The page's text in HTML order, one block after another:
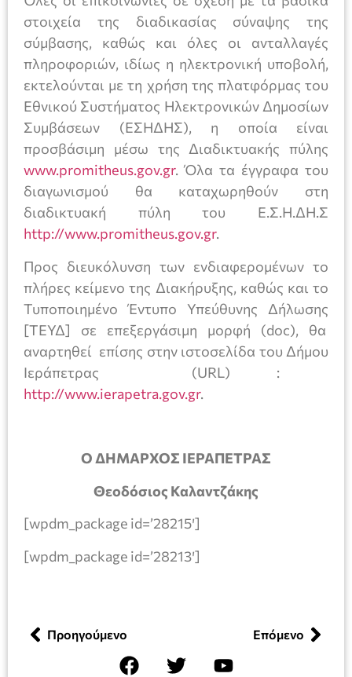
στοιχεία της διαδικασίας σύναψης της
σύμβασης, καθώς και όλες οι ανταλλαγές
πληροφοριών, ιδίως η ηλεκτρονική υποβολή,
εκτελούνται με τη χρήση της πλατφόρμας του
Εθνικού Συστήματος Ηλεκτρονικών Δημοσίων
Συμβάσεων (ΕΣΗΔΗΣ), η οποία είναι
προσβάσιμη μέσω της Διαδικτυακής πύλης
www.promitheus.gov.gr. Όλα τα έγγραφα του
διαγωνισμού θα καταχωρηθούν στη
διαδικτυακή πύλη του Ε.Σ.Η.ΔΗ.Σ
http://www.promitheus.gov.gr.
Προς διευκόλυνση των ενδιαφερομένων το
πλήρες κείμενο της Διακήρυξης, καθώς και το
Τυποποιημένο Έντυπο Υπεύθυνης Δήλωσης
[ΤΕΥΔ] σε επεξεργάσιμη μορφή (doc), θα
αναρτηθεί επίσης στην ιστοσελίδα του Δήμου
Ιεράπετρας (URL) :
http://www.ierapetra.gov.gr.
Ο ΔΗΜΑΡΧΟΣ ΙΕΡΑΠΕΤΡΑΣ
Θεοδόσιος Καλαντζάκης
[wpdm_package id=’28215′]
[wpdm_package id=’28213′]
Προηγούμενο Επόμενο